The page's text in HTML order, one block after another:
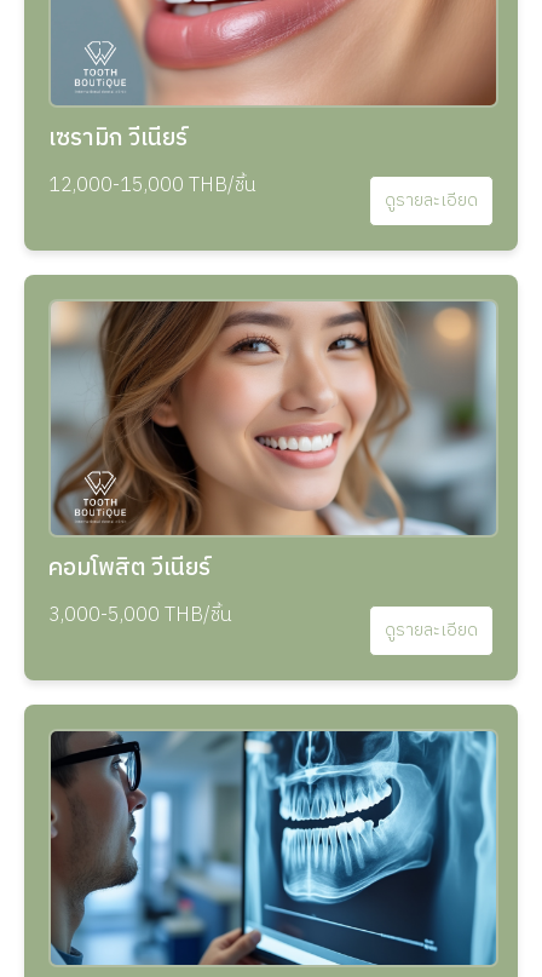
เซรามิก วีเนียร์
12,000-15,000 THB/ชิ้น ดูรายละเอียด
คอมโพสิต วีเนียร์
3,000-5,000 THB/ชิ้น ดูรายละเอียด